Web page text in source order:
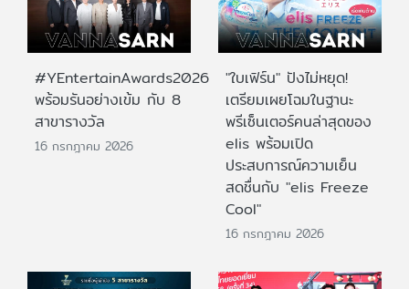
#YEntertainAwards2026
พร้อมรันอย่างเข้ม กับ 8
สาขารางวัล
16 กรกฎาคม 2026
"ใบเฟิร์น" ปังไม่หยุด!
เตรียมเผยโฉมในฐานะ
พรีเซ็นเตอร์คนล่าสุดของ
elis พร้อมเปิด
ประสบการณ์ความเย็น
สดชื่นกับ "elis Freeze
Cool"
16 กรกฎาคม 2026